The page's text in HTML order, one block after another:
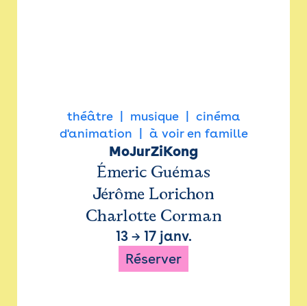
théâtre musique
cinéma
d'animation
à voir en famille
MoJurZiKong
Émeric Guémas
Jérôme Lorichon
Charlotte Corman
13→ 17 janv.
Réserver